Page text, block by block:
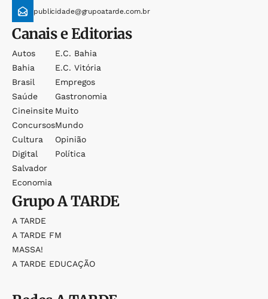
publicidade@grupoatarde.com.br
Canais e Editorias
Autos
Bahia
Brasil
Saúde
Cineinsite
Concursos
Cultura
Digital
Salvador
Economia
E.c. Bahia
E.c. Vitória
Empregos
Gastronomia
Muito
Mundo
Opinião
Política
GrupoA TARDE
A TARDE
A TARDE FM
MASSA!
A TARDE EDUCAÇÃO